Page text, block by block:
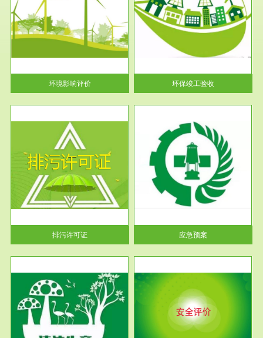
环境影响评价
环保竣工验收
根据《建设项目环境保护管理条
例》第十七条 编制环境影响报
告书、...
环保竣工验收
排污许可证
服务范围
应急预案
根据《中华人民共和国环境保护
法》第十九条 企业事业单位应
当按照...
应急预案
服务范围
安全评价